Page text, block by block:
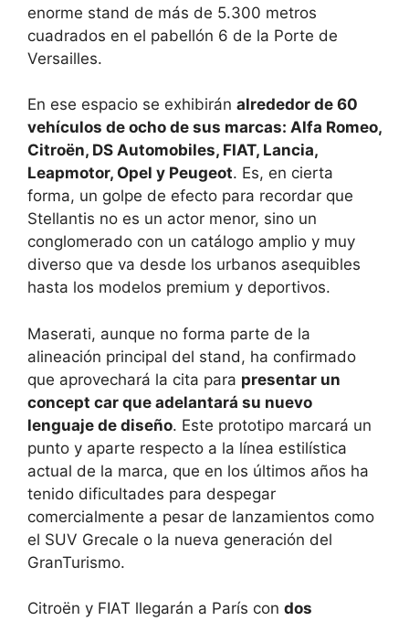
enorme stand de más de 5.300 metros
cuadrados en el pabellón 6 de la Porte de
Versailles.
En ese espacio se exhibirán alrededor de 60
vehículos de ocho de sus marcas: Alfa Romeo,
Citroën, DS Automobiles, FIAT, Lancia,
Leapmotor, Opel y Peugeot. Es, en cierta
forma, un golpe de efecto para recordar que
Stellantis no es un actor menor, sino un
conglomerado con un catálogo amplio y muy
diverso que va desde los urbanos asequibles
hasta los modelos premium y deportivos.
Maserati, aunque no forma parte de la
alineación principal del stand, ha confirmado
que aprovechará la cita para presentar un
concept car que adelantará su nuevo
lenguaje de diseño. Este prototipo marcará un
punto y aparte respecto a la línea estilística
actual de la marca, que en los últimos años ha
tenido dificultades para despegar
comercialmente a pesar de lanzamientos como
el SUV Grecale o la nueva generación del
GranTurismo.
Citroën y FIAT llegarán a París con dos